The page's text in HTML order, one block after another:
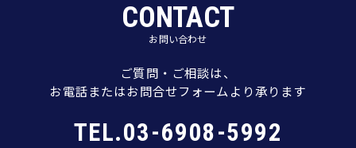
CONTACT
お問い合わせ
ご質問・ご相談は、
お電話またはお問合せフォームより承ります
TEL.03-6908-5992